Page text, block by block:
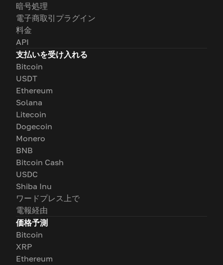
暗号処理
電子商取引プラグイン
料金
API
支払いを受け入れる
Bitcoin
USDT
Ethereum
Solana
Litecoin
Dogecoin
Monero
BNB
Bitcoin Cash
USDC
Shiba Inu
ワードプレス上で
電報経由
価格予測
Bitcoin
XRP
Ethereum